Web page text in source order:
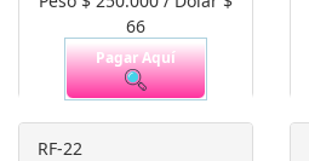
66
Pagar Aquí
RF-22